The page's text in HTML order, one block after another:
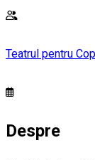
Teatrul pentru
Despre